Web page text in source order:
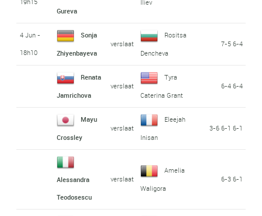
Gureva
Iliev
4 Jun -
18h10
Sonja
Zhiyenbayeva
verslaat
Rositsa
Dencheva
7-5 6-4
Renata
Jamrichova
verslaat
Tyra
Caterina Grant
6-4 6-4
Mayu
Crossley
verslaat
Eleejah
Inisan
3-6 6-1 6-1
Alessandra
Teodosescu
verslaat
Amelia
Waligora
6-3 6-1